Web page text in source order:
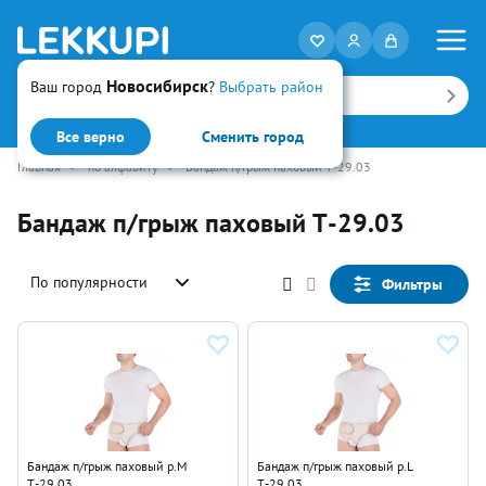
Ваш город Новосибирск? Выбрать район
Все верно Сменить город
Искать
Главная • по алфавиту • Бандаж п/грыж паховый Т-29.03
Бандаж п/грыж паховый Т-29.03
По популярности Фильтры
Бандаж п/грыж паховый р.M
Бандаж п/грыж паховый р.L